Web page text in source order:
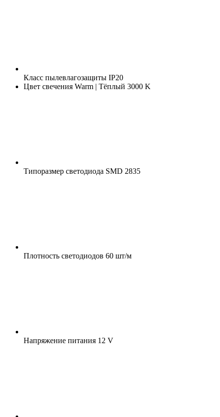
Класс пылевлагозащиты IP20
Цвет свечения Warm | Тёплый 3000 K
Типоразмер светодиода SMD 2835
Плотность светодиодов 60 шт/м
Напряжение питания 12 V